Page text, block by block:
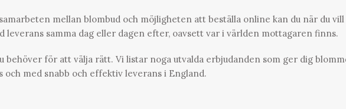
mellan blombud och möjligheten att beställa online kan du när du vill
leverans samma dag eller dagen efter, oavsett var i världen mottagaren finns.
behöver för att välja rätt. Vi listar noga utvalda erbjudanden som ger dig
med snabb och effektiv leverans i England.